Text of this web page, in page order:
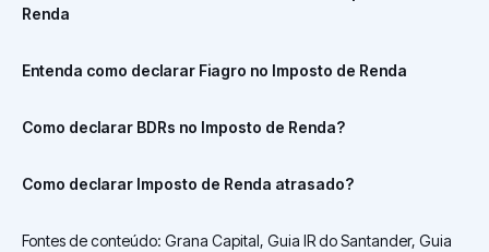
Renda
Entenda como declarar Fiagro no Imposto de Renda
Como declarar BDRs no Imposto de Renda?
Como declarar Imposto de Renda atrasado?
Fontes de conteúdo: Grana Capital, Guia IR do Santander, Guia